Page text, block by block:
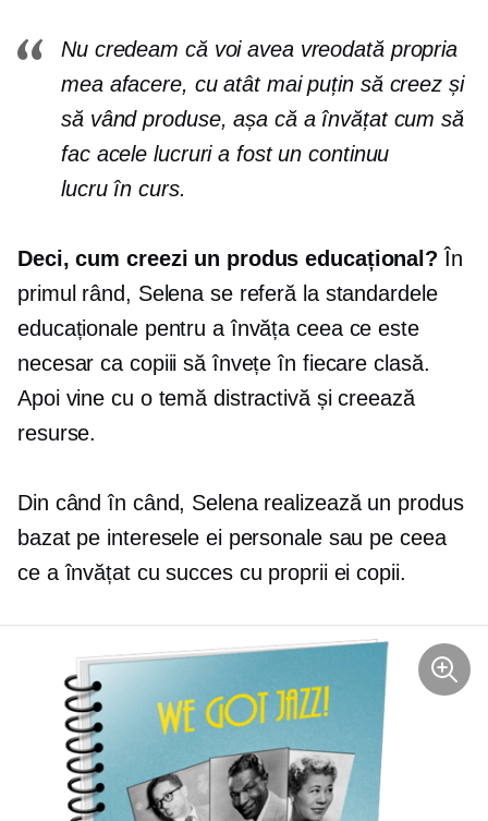
Nu credeam că voi avea vreodată propria
mea afacere, cu atât mai puțin să creez și
să vând produse, așa că a învățat cum să
fac acele lucruri a fost un continuu
lucru în curs.
Deci, cum creezi un produs educațional? În
primul rând, Selena se referă la standardele
educaționale pentru a învăța ceea ce este
necesar ca copiii să învețe în fiecare clasă.
Apoi vine cu o temă distractivă și creează
resurse.
Din când în când, Selena realizează un produs
bazat pe interesele ei personale sau pe ceea
ce a învățat cu succes cu proprii ei copii.